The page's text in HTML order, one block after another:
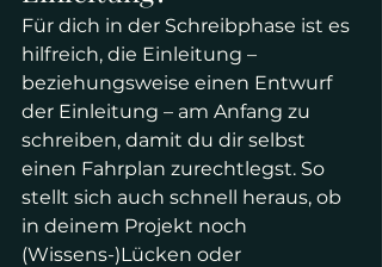
Für dich in der Schreibphase ist es
hilfreich, die Einleitung –
beziehungsweise einen Entwurf
der Einleitung – am Anfang zu
schreiben, damit du dir selbst
einen Fahrplan zurechtlegst. So
stellt sich auch schnell heraus, ob
in deinem Projekt noch
(Wissens-)Lücken oder